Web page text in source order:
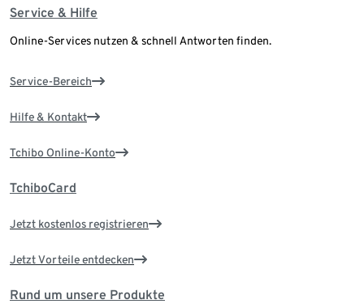
Service & Hilfe
Online-Services nutzen & schnell Antworten finden.
Service-Bereich
Hilfe & Kontakt
Tchibo Online-Konto
TchiboCard
Jetzt kostenlos registrieren
Jetzt Vorteile entdecken
Rund um unsere Produkte